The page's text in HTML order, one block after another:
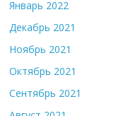
Январь 2022
Декабрь 2021
Ноябрь 2021
Октябрь 2021
Сентябрь 2021